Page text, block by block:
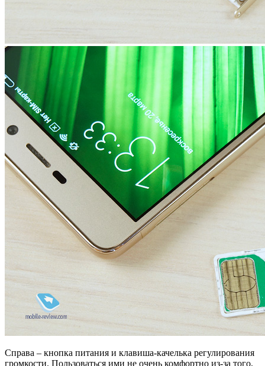
Справа – кнопка питания и клавиша-качелька регулирования
громкости. Пользоваться ими не очень комфортно из-за того,